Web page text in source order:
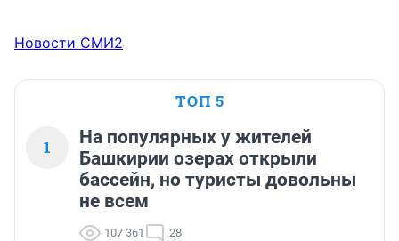
Новости СМИ2
ТОП 5
1
На популярных у жителей
Башкирии озерах открыли
бассейн, но туристы довольны
не всем
107 361 28